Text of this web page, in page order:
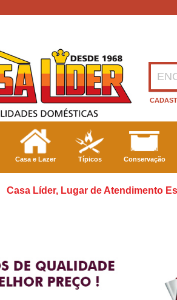
Casa e Lazer Típicos Conservação
Casa Líder, Lugar de Atendimento